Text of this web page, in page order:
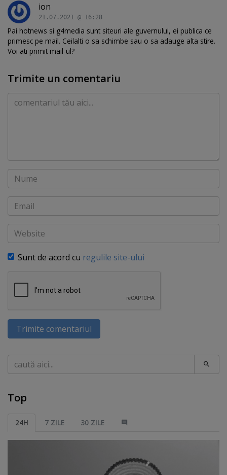
ion
21.07.2021 @ 16:28
Pai hotnews si g4media sunt siteuri ale guvernului, ei publica ce
primesc pe mail. Ceilalti o sa schimbe sau o sa adauge alta stire.
Voi ati primit mail-ul?
Trimite un comentariu
Comentariu
Nume
Email
Website
Sunt de acord cu regulile site-ului
Trimite comentariul
Caută
Top
24H 7 ZILE 30 ZILE